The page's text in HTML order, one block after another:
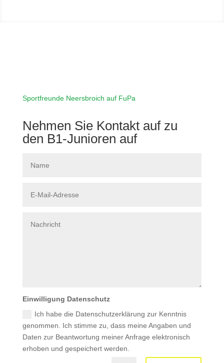
Sportfreunde Neersbroich auf FuPa
Nehmen Sie Kontakt auf zu
den B1-Junioren auf
Einwilligung Datenschutz
Ich habe die Datenschutzerklärung zur Kenntnis
genommen. Ich stimme zu, dass meine Angaben und
Daten zur Beantwortung meiner Anfrage elektronisch
erhoben und gespeichert werden.